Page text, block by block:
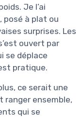
Je l’ai
posé à plat ou
surprises. Les
ouvert par
se déplace
pratique.
ce serait une
ensemble,
qui se